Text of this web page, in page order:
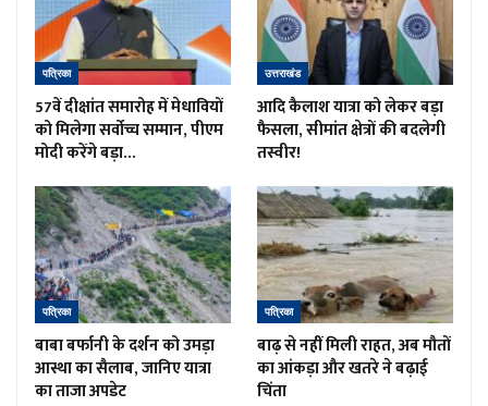
पत्रिका
57वें दीक्षांत समारोह में मेधावियों
को मिलेगा सर्वोच्च सम्मान, पीएम
मोदी करेंगे बड़ा…
उत्तराखंड
आदि कैलाश यात्रा को लेकर बड़ा
फैसला, सीमांत क्षेत्रों की बदलेगी
तस्वीर!
पत्रिका
बाबा बर्फानी के दर्शन को उमड़ा
आस्था का सैलाब, जानिए यात्रा
का ताजा अपडेट
पत्रिका
बाढ़ से नहीं मिली राहत, अब मौतों
का आंकड़ा और खतरे ने बढ़ाई
चिंता